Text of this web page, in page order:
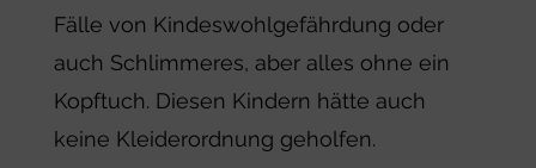
Fälle von Kindeswohlgefährdung oder
auch Schlimmeres, aber alles ohne ein
Kopftuch. Diesen Kindern hätte auch
keine Kleiderordnung geholfen.